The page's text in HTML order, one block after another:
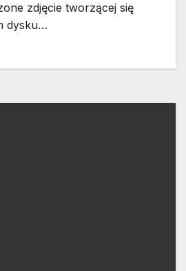
zdjęcie tworzącej się
dysku…